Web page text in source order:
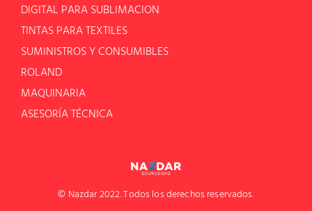
DIGITAL PARA SUBLIMACION
TINTAS PARA TEXTILES
SUMINISTROS Y CONSUMIBLES
ROLAND
MAQUINARIA
ASESORÍA TÉCNICA
© Nazdar 2022. Todos los derechos reservados.